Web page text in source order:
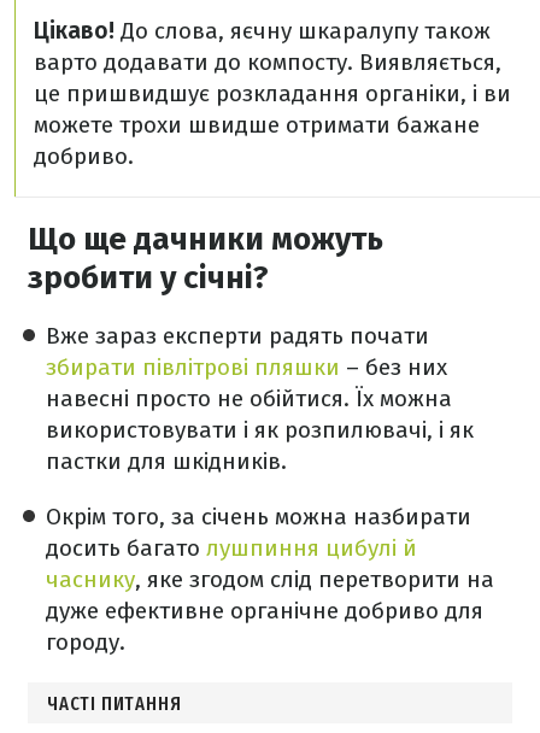
Цікаво! До слова, яєчну шкаралупу також
варто додавати до компосту. Виявляється,
це пришвидшує розкладання органіки, і ви
можете трохи швидше отримати бажане
добриво.
Що ще дачники можуть
зробити у січні?
Вже зараз експерти радять почати
збирати півлітрові пляшки – без них
навесні просто не обійтися. Їх можна
використовувати і як розпилювачі, і як
пастки для шкідників.
Окрім того, за січень можна назбирати
досить багато лушпиння цибулі й
часнику, яке згодом слід перетворити на
дуже ефективне органічне добриво для
городу.
ЧАСТІ ПИТАННЯ